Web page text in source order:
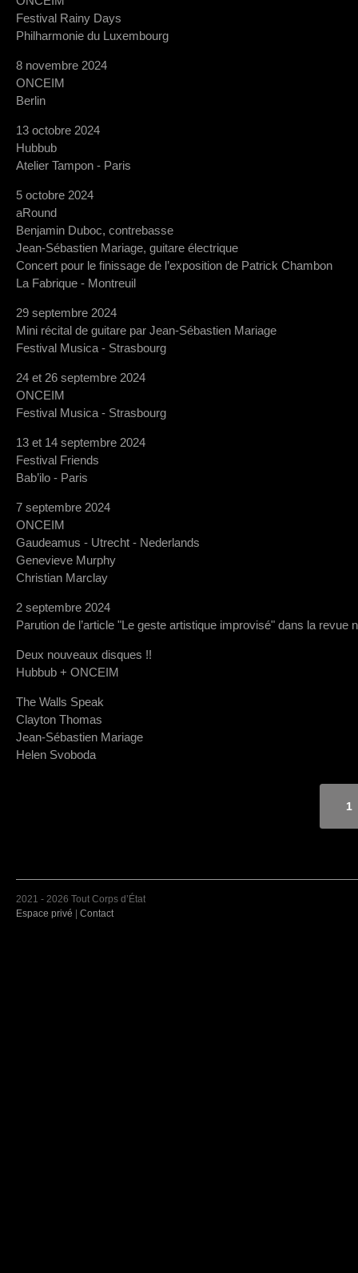
Festival Rainy Days
Philharmonie du Luxembourg
8 novembre 2024
ONCEIM
Berlin
13 octobre 2024
Hubbub
Atelier Tampon - Paris
5 octobre 2024
aRound
Benjamin Duboc, contrebasse
Jean-Sébastien Mariage, guitare électrique
Concert pour le finissage de l’exposition de Patrick Chambon
La Fabrique - Montreuil
29 septembre 2024
Mini récital de guitare par Jean-Sébastien Mariage
Festival Musica - Strasbourg
24 et 26 septembre 2024
ONCEIM
Festival Musica - Strasbourg
13 et 14 septembre 2024
Festival Friends
Bab’ilo - Paris
7 septembre 2024
ONCEIM
Gaudeamus - Utrecht - Nederlands
Genevieve Murphy
Christian Marclay
2 septembre 2024
Parution de l’article "Le geste artistique improvisé" dans la revue
Deux nouveaux disques !!
Hubbub + ONCEIM
The Walls Speak
Clayton Thomas
Jean-Sébastien Mariage
Helen Svoboda
1
2021 - 2026 Tout Corps d’État
Espace privé
Contact